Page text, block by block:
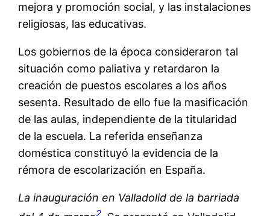
mejora y promoción social, y las instalaciones
religiosas, las educativas.
Los gobiernos de la época consideraron tal
situación como paliativa y retardaron la
creación de puestos escolares a los años
sesenta. Resultado de ello fue la masificación
de las aulas, independiente de la titularidad
de la escuela. La referida enseñanza
doméstica constituyó la evidencia de la
rémora de escolarización en España.
Lainauguración en Valladolid de la barriada
2